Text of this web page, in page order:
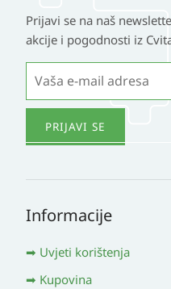
Prijavi se na naš
akcije i pogodnosti iz
Informacije
Uvjeti korištenja
Kupovina